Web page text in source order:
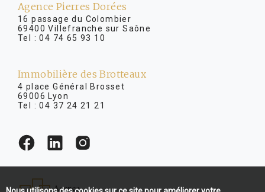
Agence Pierres Dorées
16 passage du Colombier
69400 Villefranche sur Saône
Tel :04 74 65 93 10
Immobilière des Brotteaux
4 place Général Brosset
69006 Lyon
Tel :04 37 24 21 21